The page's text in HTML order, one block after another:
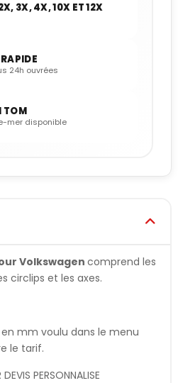
3X, 4X, 10X ET 12X
24h ouvrées
TOM
mer disponible
Volkswagen comprend les
circlips et les axes.
mm voulu dans le menu
le tarif.
PERSONNALISE